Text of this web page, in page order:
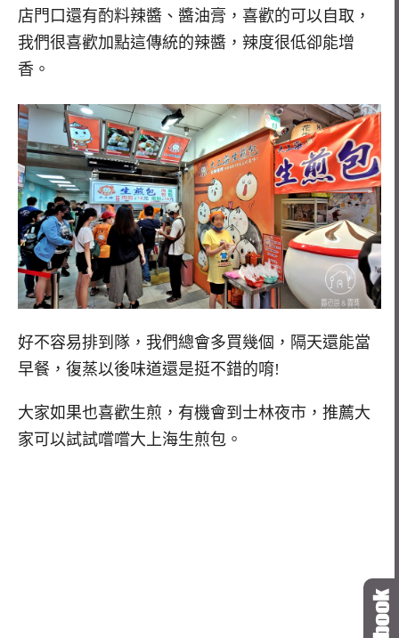
店門口還有酌料辣醬、醬油膏，喜歡的可以自取，
我們很喜歡加點這傳統的辣醬，辣度很低卻能增
香。
好不容易排到隊，我們總會多買幾個，隔天還能當
早餐，復蒸以後味道還是挺不錯的唷!
大家如果也喜歡生煎，有機會到士林夜市，推薦大
家可以試試嚐嚐大上海生煎包。